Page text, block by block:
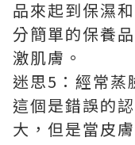
品來起到保濕
分簡單的保養
激肌膚。
迷思5：經常蒸
這個是錯誤的
大，但是當皮